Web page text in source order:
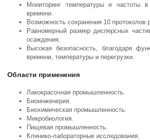
Мониторинг температуры и частоты
времени.
Возможность сохранения 10 протоколов
Равномерный размер дисперсных
осаждения.
Высокая безопасность, благодаря
времени, температуры и перегрузки.
Области применения
Лакокрасочная промышленность.
Биоинженерия.
Биохимическая промышленность.
Микробиология.
Пищевая промышленность.
Клинико-лабораторные исследования.